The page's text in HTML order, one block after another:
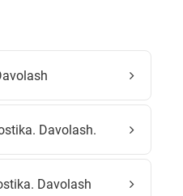
Davolash.
Davolash